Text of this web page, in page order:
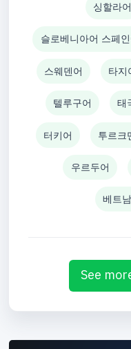
싱할라어
슬로베니아어 스페
스웨덴어 타지
텔루구어 태
터키어 투르크
우르두어
베트
See